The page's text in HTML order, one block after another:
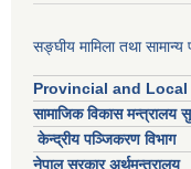
सङ्घीय मामिला तथा
Provincial and
सामाजिक विकास मन्त्रालय
केन्द्रीय पञ्जिकरण विभाग
नेपाल सरकार अर्थमन्त्रालय